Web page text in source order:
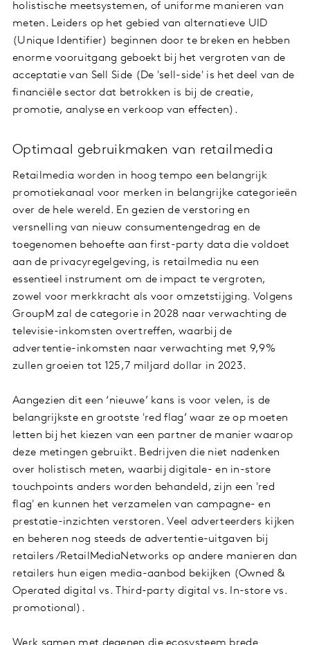
holistische meetsystemen, of uniforme manieren van
meten. Leiders op het gebied van alternatieve UID
(Unique Identifier) beginnen door te breken en hebben
enorme vooruitgang geboekt bij het vergroten van de
acceptatie van Sell Side (De 'sell-side' is het deel van de
financiële sector dat betrokken is bij de creatie,
promotie, analyse en verkoop van effecten).
Optimaal gebruikmaken van retailmedia
Retailmedia worden in hoog tempo een belangrijk
promotiekanaal voor merken in belangrijke categorieën
over de hele wereld. En gezien de verstoring en
versnelling van nieuw consumentengedrag en de
toegenomen behoefte aan first-party data die voldoet
aan de privacyregelgeving, is retailmedia nu een
essentieel instrument om de impact te vergroten,
zowel voor merkkracht als voor omzetstijging. Volgens
GroupM zal de categorie in 2028 naar verwachting de
televisie-inkomsten overtreffen, waarbij de
advertentie-inkomsten naar verwachting met 9,9%
zullen groeien tot 125,7 miljard dollar in 2023.
Aangezien dit een ‘nieuwe’ kans is voor velen, is de
belangrijkste en grootste 'red flag’ waar ze op moeten
letten bij het kiezen van een partner de manier waarop
deze metingen gebruikt. Bedrijven die niet nadenken
over holistisch meten, waarbij digitale- en in-store
touchpoints anders worden behandeld, zijn een 'red
flag' en kunnen het verzamelen van campagne- en
prestatie-inzichten verstoren. Veel adverteerders kijken
en beheren nog steeds de advertentie-uitgaven bij
retailers/RetailMediaNetworks op andere manieren dan
retailers hun eigen media-aanbod bekijken (Owned &
Operated digital vs. Third-party digital vs. In-store vs.
promotional).
Werk samen met degenen die ecosysteem brede